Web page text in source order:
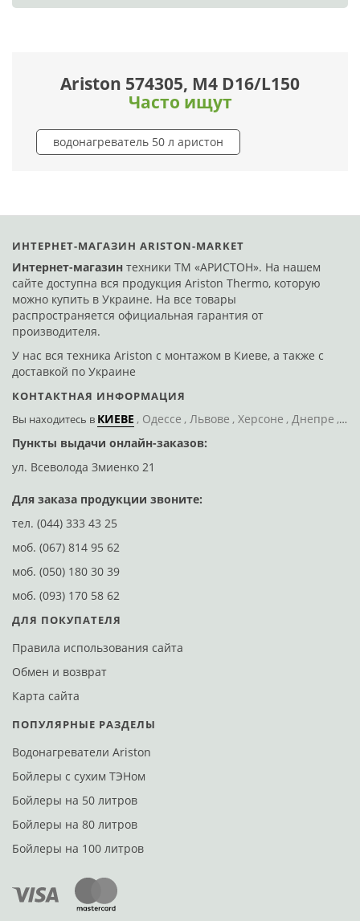
Ariston 574305, M4 D16/L150
Часто ищут
водонагреватель 50 л аристон
ИНТЕРНЕТ-МАГАЗИН ARISTON-MARKET
Интернет-магазин техники ТМ «АРИСТОН». На нашем
сайте доступна вся продукция Ariston Thermo, которую
можно купить в Украине. На все товары
распространяется официальная гарантия от
производителя.
У нас вся техника Ariston с монтажом в Киеве, а также с
доставкой по Украине
КОНТАКТНАЯ ИНФОРМАЦИЯ
Вы находитесь в КИЕВЕ Одессе Львове Херсоне Днепре
Пункты выдачи онлайн-заказов:
ул. Всеволода Змиенко 21
Для заказа продукции звоните:
тел. (044) 333 43 25
моб. (067) 814 95 62
моб. (050) 180 30 39
моб. (093) 170 58 62
ДЛЯ ПОКУПАТЕЛЯ
Правила использования сайта
Обмен и возврат
Карта сайта
ПОПУЛЯРНЫЕ РАЗДЕЛЫ
Водонагреватели Ariston
Бойлеры с сухим ТЭНом
Бойлеры на 50 литров
Бойлеры на 80 литров
Бойлеры на 100 литров